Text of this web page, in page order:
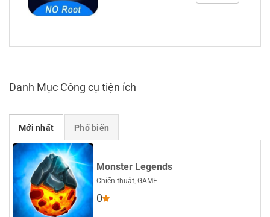
Danh Mục Công cụ tiện ích
Mới nhất Phổ biến
Monster Legends
Chiến thuật, GAME
0